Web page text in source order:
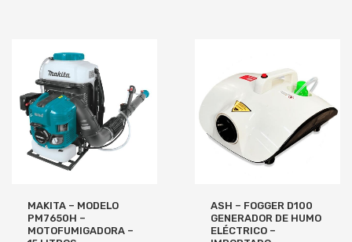
AÑADIR AL CARRITO
MAKITA – MODELO
PM7650H –
MOTOFUMIGADORA –
ASH – FOGGER D100
GENERADOR DE HUMO
ELÉCTRICO –